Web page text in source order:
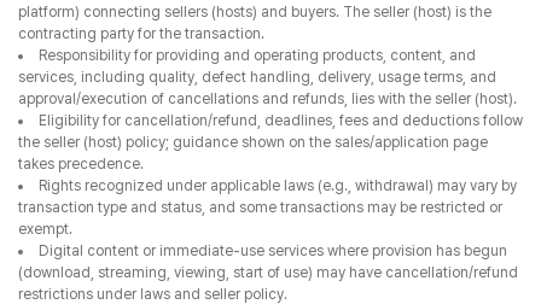
platform) connecting sellers (hosts) and buyers. The seller (host) is the
contracting party for the transaction.
Responsibility for providing and operating products, content, and
services, including quality, defect handling, delivery, usage terms, and
approval/execution of cancellations and refunds, lies with the seller (host).
Eligibility for cancellation/refund, deadlines, fees and deductions follow
the seller (host) policy; guidance shown on the sales/application page
takes precedence.
Rights recognized under applicable laws (e.g., withdrawal) may vary by
transaction type and status, and some transactions may be restricted or
exempt.
Digital content or immediate-use services where provision has begun
(download, streaming, viewing, start of use) may have cancellation/refund
restrictions under laws and seller policy.